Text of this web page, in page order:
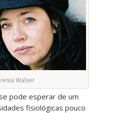
Walser
pode esperar de um
fisiológicas pouco